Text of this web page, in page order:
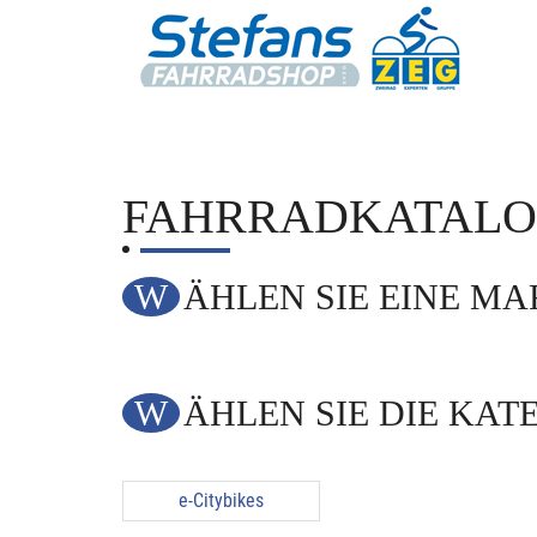
WÄHLEN SIE EINE
WÄHLEN SIE DIE
e-Citybikes